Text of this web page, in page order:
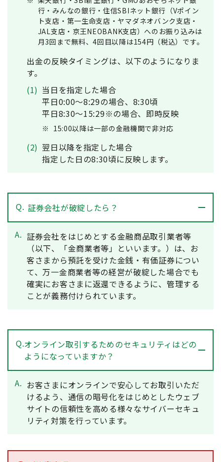
行・みんなの銀行・住信SBIネット銀行（Vポイン
ト支店・第一生命支店・ヤマダネオバンク支店・
JAL支店・京王NEOBANK支店）へのお振り込みは
月3回まで無料、4回目以降は154円（税込）です。
出金の反映タイミングは、以下のようになりま
す。
(1) 当日を指定した場合
平日0:00～8:29の場合、8:30頃
平日8:30～15:29※の場合、即時反映
※ 15:00以降は一部の金融機関で非対応
(2) 翌日以降を指定した場合
指定した日の8:30頃に反映します。
Q. 証券会社が破綻したら？
A. 証券会社をはじめとする金融商品取引業者等
（以下、「金商業者等」といいます。）は、お
客さまから預託を受けた金銭・有価証券につい
て、万一金商業者等の経営が破綻した場合でも
確実にお客さまに返還できるように、管理する
ことが義務付けられています。
Q.オンライン取引するためのセキュリティはどの
ようになっていますか？
A. お客さまにオンラインで安心してお取引いただ
けるよう、通信の暗号化をはじめとしたウェブ
サイトの信頼性を高める様々なサイバーセキュ
リティ対策を行っています。